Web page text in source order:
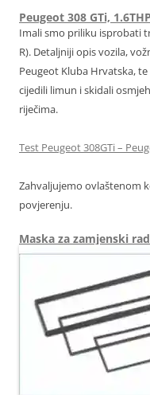
Peugeot 308 GTi,
Imali smo priliku isprobati
R). Detaljniji opis vozila,
Peugeot Kluba Hrvatska,
cijedili limun i skidali
riječima.
Test Peugeot 308GTi –
Zahvaljujemo ovlaštenom
povjerenju.
Maska za zamjenski